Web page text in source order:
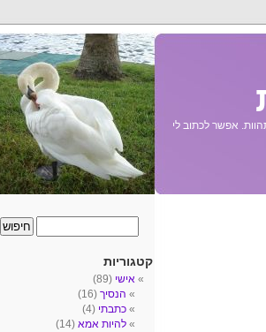
אפשר לכתוב לי
קטגוריות
אישי (89)
הנסיך (16)
כתבתי (4)
להיות אמא (14)